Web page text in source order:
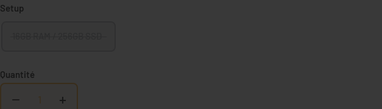
Setup
Quantité
− +